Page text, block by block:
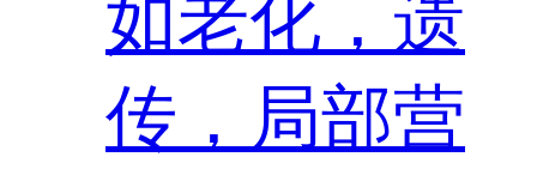
如老化，遗
传，局部营